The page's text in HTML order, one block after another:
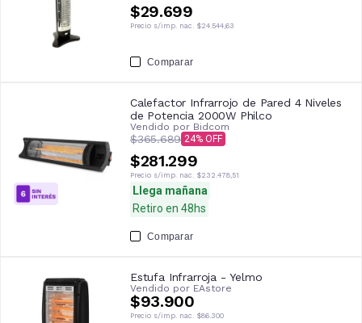
$29.699
Precio s/imp. nac. $24.544,63
Comparar
Calefactor Infrarrojo de Pared 4 Niveles
de Potencia 2000W Philco
Vendido por Bidcom
$365.689 24
$281.299
Precio s/imp. nac. $232.478,51
Llega mañana
Retiro en 48hs
Comparar
Estufa Infrarroja - Yelmo
Vendido por EAstore
$93.900
Precio s/imp. nac. $86.300